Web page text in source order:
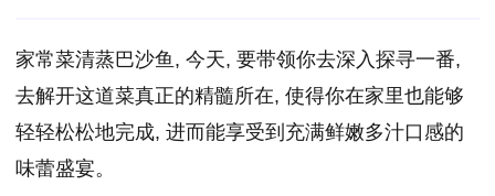
家常菜清蒸巴沙鱼, 今天, 要带领你去深入探寻一番,
去解开这道菜真正的精髓所在, 使得你在家里也能够
轻轻松松地完成, 进而能享受到充满鲜嫩多汁口感的
味蕾盛宴。